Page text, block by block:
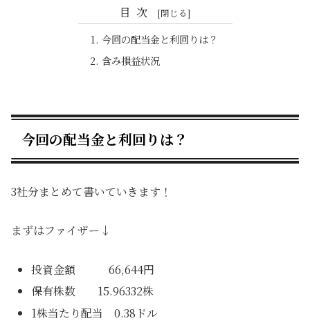
目次
今回の配当金と利回りは？
含み損益状況
今回の配当金と利回りは？
3社分まとめて書いていきます！
まずはファイザー↓
投資金額 66,644円
保有株数 15.96332株
1株当たり配当 0.38ドル